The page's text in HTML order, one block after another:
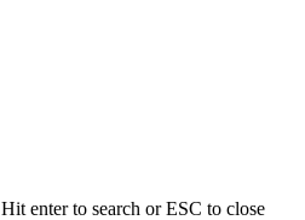
Hit enter to search or ESC to close